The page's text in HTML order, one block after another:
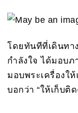
โดยทันทีที่เดินทา
กำลังใจ ได้มอบ
มอบพระเครื่องใ
บอกว่า “ให้เก็บติ